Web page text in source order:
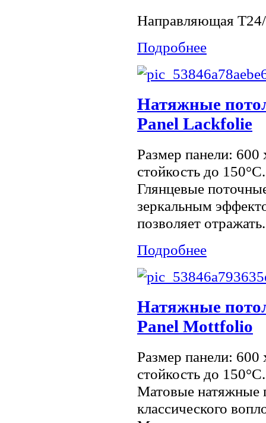
Направляющая
Подробнее
Натяжные
Panel Lackfolie
Размер панели:
стойкость до
Глянцевые
зеркальным
позволяет
Подробнее
Натяжные
Panel Mottfolio
Размер панели:
стойкость до
Матовые натяжные
классического